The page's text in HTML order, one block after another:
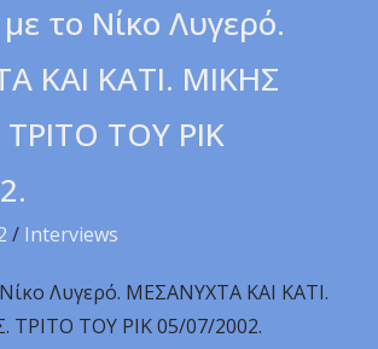
το Νίκο Λυγερό.
KAI KATI. MIKHΣ
TOY PIK
/ Interviews
Λυγερό. MEΣANYXTA KAI KATI.
TPITO TOY PIK 05/07/2002.